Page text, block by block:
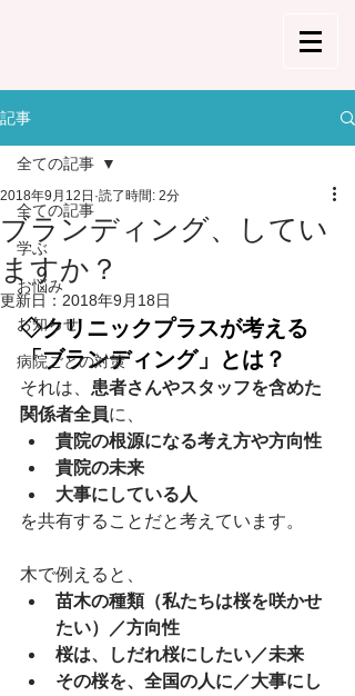
記事
全ての記事
学ぶ
お悩み
お知らせ
病院ごとの対策
全ての記事
ブランディング、してい
ますか？
2018年9月12日 読了時間: 2分
更新日： 2018年9月18日
◇クリニックプラスが考える
「ブランディング」とは？
それは、 患者さんやスタッフを含めた
関係者全員に、
貴院の根源になる考え方や方向性
貴院の未来
大事にしている人
を共有することだと考えています。
木で例えると、
苗木の種類（私たちは桜を咲かせ
たい）／方向性
桜は、しだれ桜にしたい／未来
その桜を、全国の人に／大事にし